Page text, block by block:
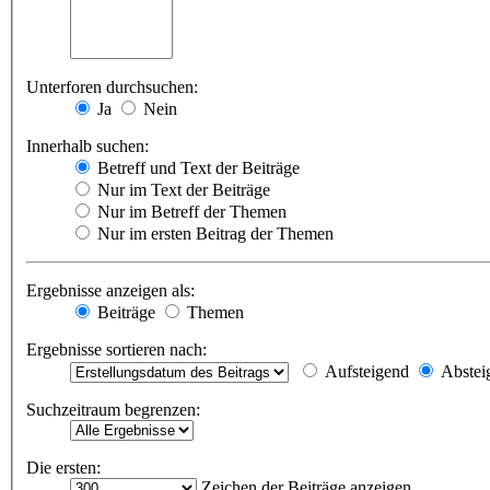
Unterforen durchsuchen:
Ja
Nein
Innerhalb suchen:
Betreff und Text der Beiträge
Nur im Text der Beiträge
Nur im Betreff der Themen
Nur im ersten Beitrag der Themen
Ergebnisse anzeigen als:
Beiträge
Themen
Ergebnisse sortieren nach:
Aufsteigend
Suchzeitraum begrenzen:
Die ersten: